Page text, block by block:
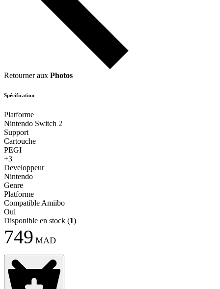
Retourner aux Photos
Spécification
Platforme
Nintendo Switch 2
Support
Cartouche
PEGI
+3
Developpeur
Nintendo
Genre
Platforme
Compatible Amiibo
Oui
Disponible en stock (1)
749 MAD